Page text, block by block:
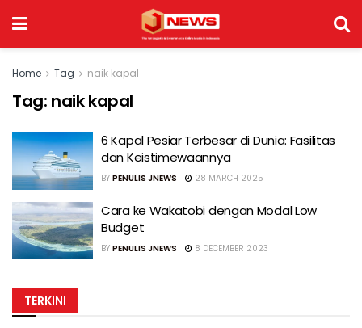
Home Tag naik kapal
Tag: naik kapal
6 Kapal Pesiar Terbesar di Dunia: Fasilitas
dan Keistimewaannya
BY PENULIS JNEWS 28 MARCH 2025
Cara ke Wakatobi dengan Modal Low
Budget
BY PENULIS JNEWS 8 DECEMBER 2023
TERKINI